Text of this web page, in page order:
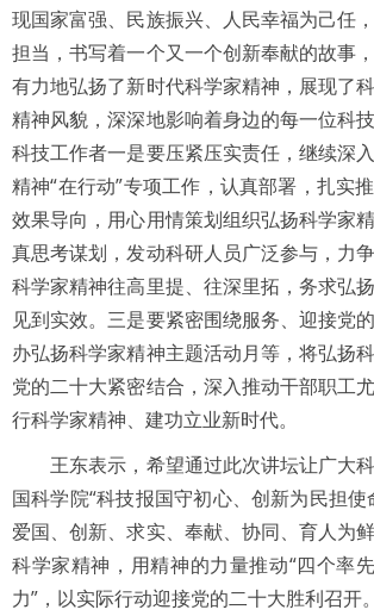
现国家富强、民族振兴、人民幸福为己任
担当，书写着一个又一个创新奉献的故事
有力地弘扬了新时代科学家精神，展现了
精神风貌，深深地影响着身边的每一位科
科技工作者一是要压紧压实责任，继续深
精神“在行动”专项工作，认真部署，扎实
效果导向，用心用情策划组织弘扬科学家
真思考谋划，发动科研人员广泛参与，力
科学家精神往高里提、往深里拓，务求弘
见到实效。三是要紧密围绕服务、迎接党
办弘扬科学家精神主题活动月等，将弘扬
党的二十大紧密结合，深入推动干部职工
行科学家精神、建功立业新时代。
王东表示，希望通过此次讲坛让广大
国科学院“科技报国守初心、创新为民担使
爱国、创新、求实、奉献、协同、育人为
科学家精神，用精神的力量推动“四个率
力”，以实际行动迎接党的二十大胜利召开。